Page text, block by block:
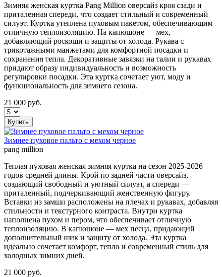
Зимняя женская куртка Pang Million оверсайз кроя сзади и
приталенная спереди, что создает стильный и современный
силуэт. Куртка утеплена пуховым пакетом, обеспечивающим
отличную теплоизоляцию. На капюшоне — мех,
добавляющий роскоши и защиты от холода. Рукава с
трикотажными манжетами для комфортной посадки и
сохранения тепла. Декоративные завязки на талии и рукавах
придают образу индивидуальность и возможность
регулировки посадки. Эта куртка сочетает уют, моду и
функциональность для зимнего сезона.
21 000 руб.
Купить
Зимнее пуховое пальто с мехом черное
pang million
Теплая пуховая женская зимняя куртка на сезон 2025-2026
годов средней длины. Крой по задней части оверсайз,
создающий свободный и уютный силуэт, а спереди —
приталенный, подчеркивающий женственную фигуру.
Вставки из замши расположены на плечах и рукавах, добавляя
стильности и текстурного контраста. Внутри куртка
наполнена пухом и пером, что обеспечивает отличную
теплоизоляцию. В капюшоне — мех песца, придающий
дополнительный шик и защиту от холода. Эта куртка
идеально сочетает комфорт, тепло и современный стиль для
холодных зимних дней.
21 000 руб.